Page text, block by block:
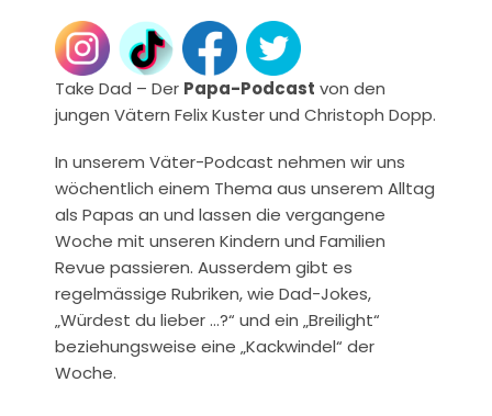
Take Dad – Der Papa-Podcast von den
jungen Vätern Felix Kuster und Christoph Dopp.
In unserem Väter-Podcast nehmen wir uns
wöchentlich einem Thema aus unserem Alltag
als Papas an und lassen die vergangene
Woche mit unseren Kindern und Familien
Revue passieren. Ausserdem gibt es
regelmässige Rubriken, wie Dad-Jokes,
„Würdest du lieber …?“ und ein „Breilight“
beziehungsweise eine „Kackwindel“ der
Woche.